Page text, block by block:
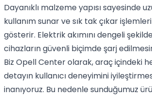
Dayanıklı malzeme yapısı sayesinde
kullanım sunar ve sık tak çıkar
gösterir. Elektrik akımını dengeli
cihazların güvenli biçimde şarj
Biz Opell Center olarak, araç içindeki
detayın kullanıcı deneyimini
inanıyoruz. Bu nedenle sunduğumuz